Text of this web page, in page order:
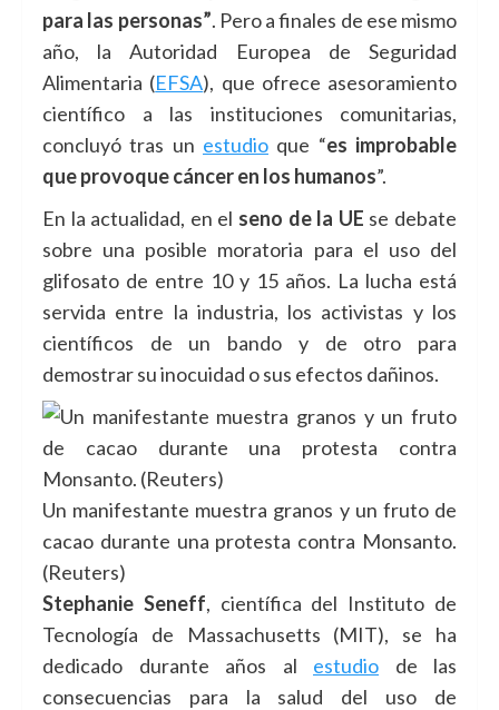
para las personas”. Pero a finales de ese mismo
año, la Autoridad Europea de Seguridad
Alimentaria (EFSA), que ofrece asesoramiento
científico a las instituciones comunitarias,
concluyó tras un estudio que “es improbable
que provoque cáncer en los humanos”.
En la actualidad, en el seno de la UE se debate
sobre una posible moratoria para el uso del
glifosato de entre 10 y 15 años. La lucha está
servida entre la industria, los activistas y los
científicos de un bando y de otro para
demostrar su inocuidad o sus efectos dañinos.
Un manifestante muestra granos y un fruto de
cacao durante una protesta contra Monsanto.
(Reuters)
Stephanie Seneff, científica del Instituto de
Tecnología de Massachusetts (MIT), se ha
dedicado durante años al estudio de las
consecuencias para la salud del uso de